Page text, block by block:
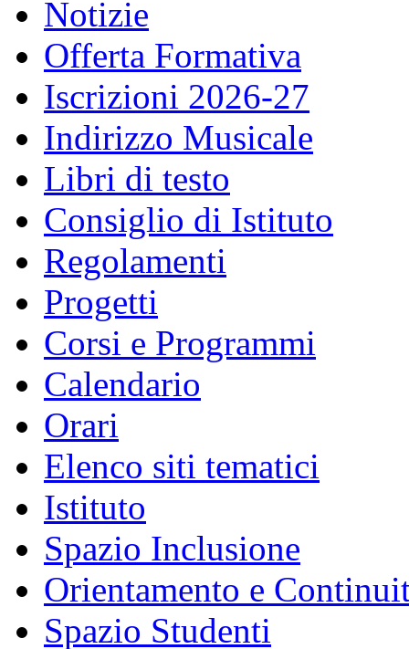
Notizie
Offerta Formativa
Iscrizioni 2026-27
Indirizzo Musicale
Libri di testo
Consiglio di Istituto
Regolamenti
Progetti
Corsi e Programmi
Calendario
Orari
Elenco siti tematici
Istituto
Spazio Inclusione
Orientamento e
Spazio Studenti